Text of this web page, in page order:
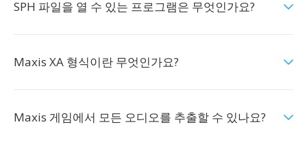
SPH 파일을 열 수 있는 프로그램은 무엇인가요?
Maxis XA 형식이란 무엇인가요?
Maxis 게임에서 모든 오디오를 추출할 수 있나요?